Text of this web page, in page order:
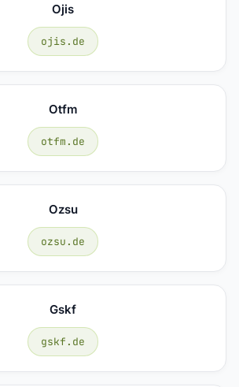
Ojis
ojis.de
Otfm
otfm.de
Ozsu
ozsu.de
Gskf
gskf.de